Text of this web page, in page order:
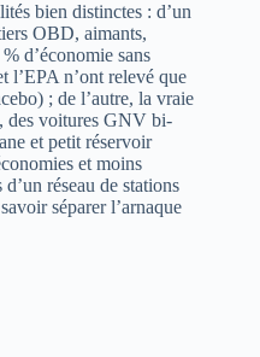
bien distinctes : d’un
OBD, aimants,
d’économie sans
l’EPA n’ont relevé que
; de l’autre, la vraie
des voitures GNV bi-
et petit réservoir
et moins
réseau de stations
séparer l’arnaque